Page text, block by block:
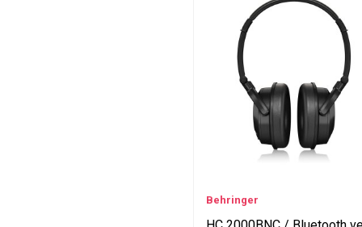
Behringer